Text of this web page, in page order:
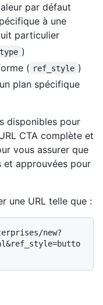
par défaut
à une
particulier
)
( ref_style )
plan spécifique
disponibles pour
CTA complète et
vous assurer que
et approuvées pour
une URL telle que :
new?